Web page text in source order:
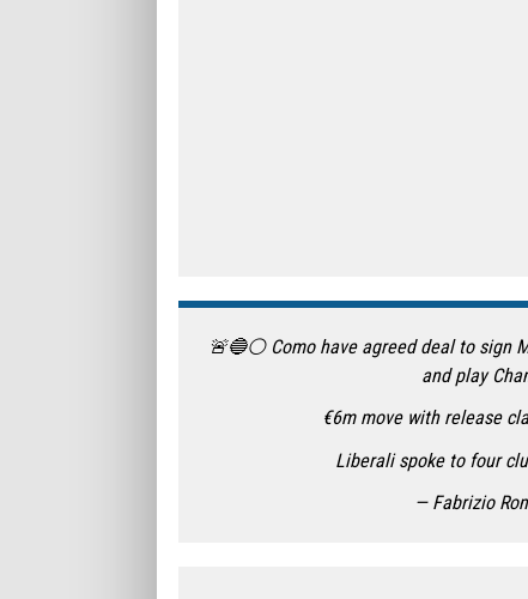
🚨🔵⚪️ Como have agreed deal to sign
and play
€6m move with release
Liberali spoke to four
— Fabrizio